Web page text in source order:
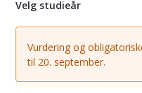
Velg studieår
Vurdering og
til 20. september.